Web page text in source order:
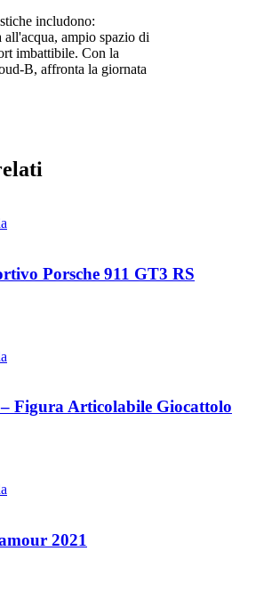
includono:
all'acqua, ampio spazio di
imbattibile. Con la
B, affronta la giornata
Porsche 911 GT3 RS
Figura Articolabile Giocattolo
2021